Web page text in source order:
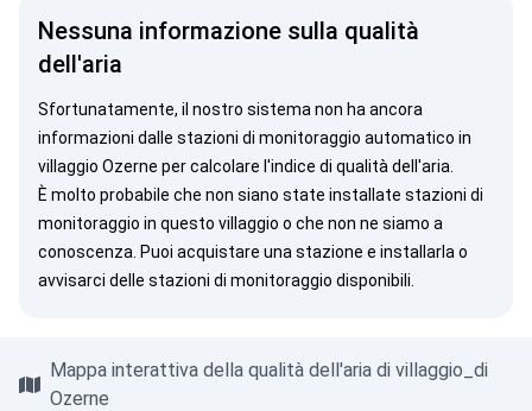
Nessuna informazione sulla qualità
dell'aria
Sfortunatamente, il nostro sistema non ha ancora
informazioni dalle stazioni di monitoraggio automatico in
villaggio Ozerne per calcolare l'indice di qualità dell'aria.
È molto probabile che non siano state installate stazioni di
monitoraggio in questo villaggio o che non ne siamo a
conoscenza. Puoi acquistare una stazione e installarla o
avvisarci delle stazioni di monitoraggio disponibili.
Mappa interattiva della qualità dell'aria di villaggio_di
Ozerne